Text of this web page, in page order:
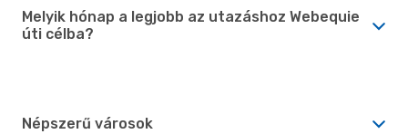
Melyik hónap a legjobb az utazáshoz Webequie
úti célba?
Népszerű városok